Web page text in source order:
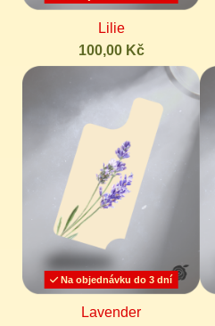
Lilie
100,00 Kč
Na objednávku do 3 dní
Lavender